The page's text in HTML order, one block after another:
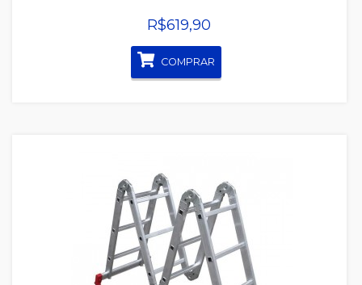
R$619,90
COMPRAR
Quickview